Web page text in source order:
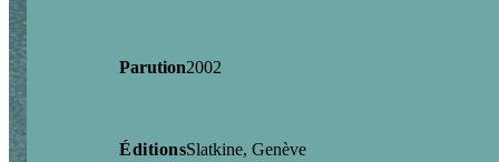
Parution2002
ÉditionsSlatkine, Genève